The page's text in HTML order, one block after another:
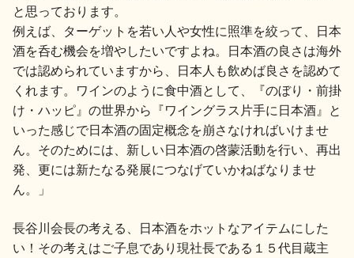
と思っております。
例えば、ターゲットを若い人や女性に照準を絞って、日本
酒を呑む機会を増やしたいですよね。日本酒の良さは海外
では認められていますから、日本人も飲めば良さを認めて
くれます。ワインのように食中酒として、『のぼり・前掛
け・ハッピ』の世界から『ワイングラス片手に日本酒』と
いった感じで日本酒の固定概念を崩さなければいけませ
ん。そのためには、新しい日本酒の啓蒙活動を行い、再出
発、更には新たなる発展につなげていかねばなりませ
ん。」
長谷川会長の考える、日本酒をホットなアイテムにした
い！その考えはご子息であり現社長である１５代目蔵主